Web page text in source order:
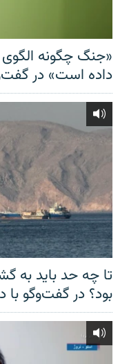
«جنگ چگونه الگوی
داده است» در
تا چه حد باید به
بود؟ در گفت‌وگو با